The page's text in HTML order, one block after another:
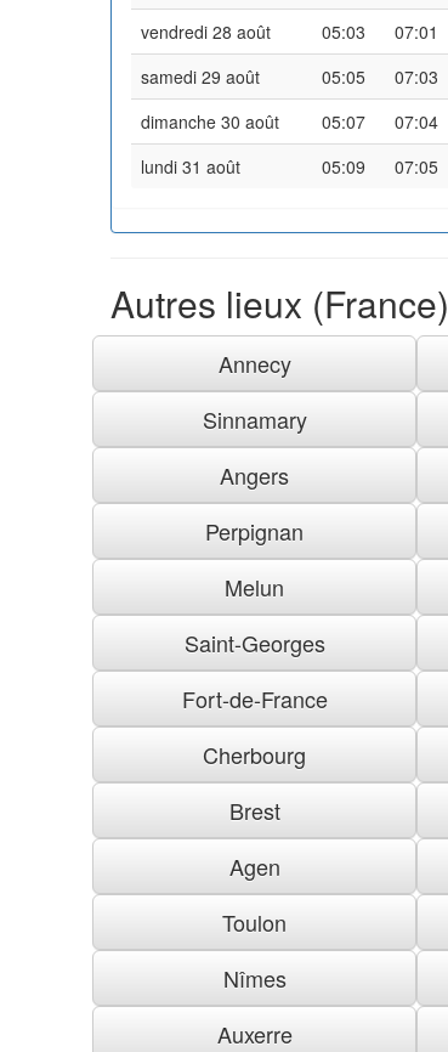
vendredi 28 août
05:03 07:01
samedi 29 août
05:05 07:03
dimanche 30 août
05:07 07:04
lundi 31 août
05:09 07:05
Autres lieux (France)
Annecy
Sinnamary
Angers
Perpignan
Melun
Saint-Georges
Fort-de-France
Cherbourg
Brest
Agen
Toulon
Nîmes
Auxerre